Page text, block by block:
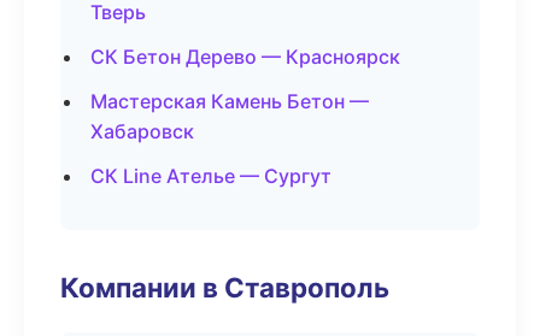
Тверь
СК Бетон Дерево — Красноярск
Мастерская Камень Бетон —
Хабаровск
СК Line Ателье — Сургут
Компании в Ставрополь